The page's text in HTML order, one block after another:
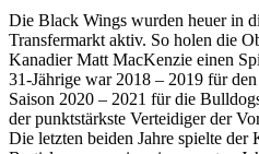
Die Black Wings wurden heuer in
Transfermarkt aktiv. So holen die
Kanadier Matt MacKenzie einen
31-Jährige war 2018 – 2019 für
Saison 2020 – 2021 für die
der punktstärkste Verteidiger der
Die letzten beiden Jahre spielte